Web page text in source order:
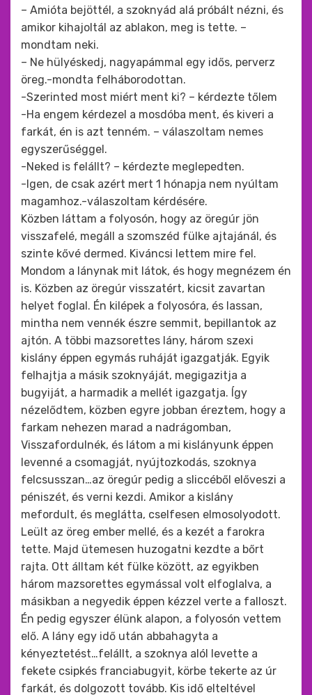
– Amióta bejöttél, a szoknyád alá próbált nézni, és
amikor kihajoltál az ablakon, meg is tette. –
mondtam neki.
– Ne hülyéskedj, nagyapámmal egy idős, perverz
öreg.-mondta felháborodottan.
-Szerinted most miért ment ki? – kérdezte tőlem
-Ha engem kérdezel a mosdóba ment, és kiveri a
farkát, én is azt tenném. – válaszoltam nemes
egyszerűséggel.
-Neked is felállt? – kérdezte meglepedten.
-Igen, de csak azért mert 1 hónapja nem nyúltam
magamhoz.-válaszoltam kérdésére.
Közben láttam a folyosón, hogy az öregúr jön
visszafelé, megáll a szomszéd fülke ajtajánál, és
szinte kővé dermed. Kiváncsi lettem mire fel.
Mondom a lánynak mit látok, és hogy megnézem én
is. Közben az öregúr visszatért, kicsit zavartan
helyet foglal. Én kilépek a folyosóra, és lassan,
mintha nem vennék észre semmit, bepillantok az
ajtón. A többi mazsorettes lány, három szexi
kislány éppen egymás ruháját igazgatják. Egyik
felhajtja a másik szoknyáját, megigazitja a
bugyiját, a harmadik a mellét igazgatja. Így
nézelődtem, közben egyre jobban éreztem, hogy a
farkam nehezen marad a nadrágomban,
Visszafordulnék, és látom a mi kislányunk éppen
levenné a csomagját, nyújtozkodás, szoknya
felcsusszan…az öregúr pedig a sliccéből előveszi a
péniszét, és verni kezdi. Amikor a kislány
mefordult, és meglátta, cselfesen elmosolyodott.
Leült az öreg ember mellé, és a kezét a farokra
tette. Majd ütemesen huzogatni kezdte a bőrt
rajta. Ott álltam két fülke között, az egyikben
három mazsorettes egymással volt elfoglalva, a
másikban a negyedik éppen kézzel verte a falloszt.
Én pedig egyszer élünk alapon, a folyosón vettem
elő. A lány egy idő után abbahagyta a
kényeztetést…felállt, a szoknya alól levette a
fekete csipkés franciabugyit, körbe tekerte az úr
farkát, és dolgozott tovább. Kis idő elteltével